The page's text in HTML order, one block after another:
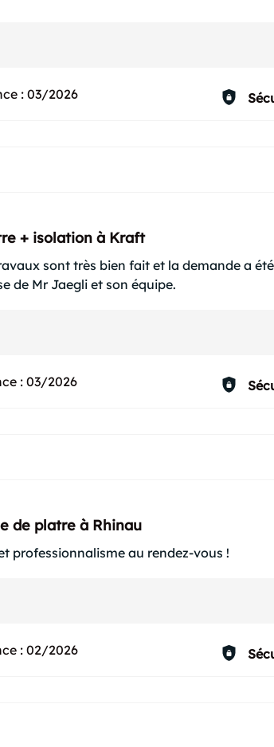
:03/2026
+ isolation à Kraft
sont très bien fait et la demande a
de Mr Jaegli et son équipe.
:03/2026
de platre à Rhinau
professionnalisme au rendez-vous !
:02/2026